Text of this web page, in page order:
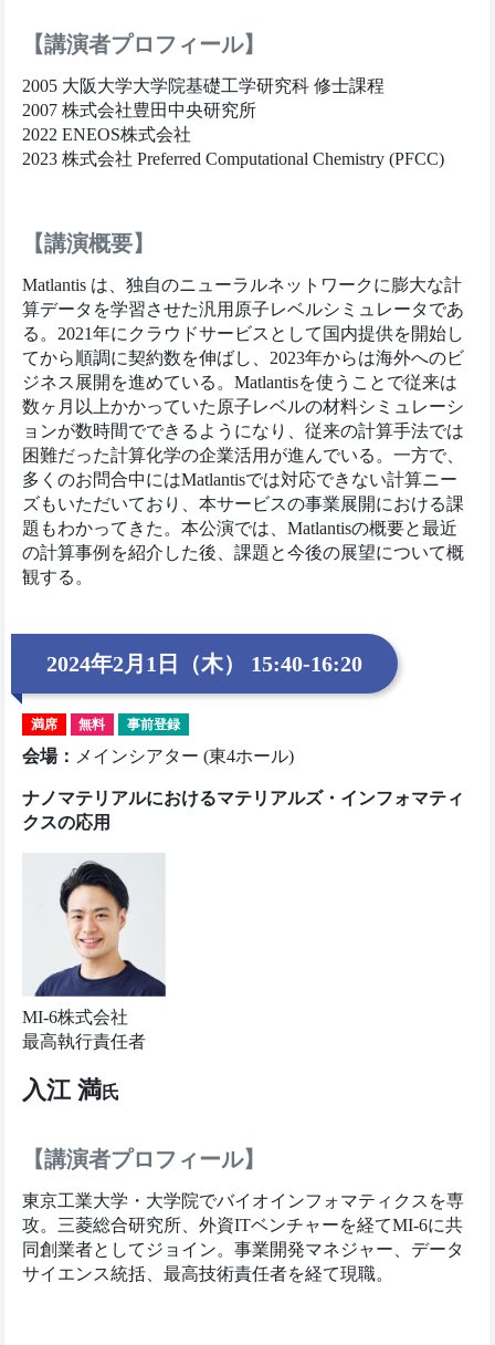
【講演者プロフィール】
2005 大阪大学大学院基礎工学研究科 修士課程
2007 株式会社豊田中央研究所
2022 ENEOS株式会社
2023 株式会社 Preferred Computational Chemistry (PFCC)
【講演概要】
Matlantis は、独自のニューラルネットワークに膨大な計
算データを学習させた汎用原子レベルシミュレータであ
る。2021年にクラウドサービスとして国内提供を開始し
てから順調に契約数を伸ばし、2023年からは海外へのビ
ジネス展開を進めている。Matlantisを使うことで従来は
数ヶ月以上かかっていた原子レベルの材料シミュレーシ
ョンが数時間でできるようになり、従来の計算手法では
困難だった計算化学の企業活用が進んでいる。一方で、
多くのお問合中にはMatlantisでは対応できない計算ニー
ズもいただいており、本サービスの事業展開における課
題もわかってきた。本公演では、Matlantisの概要と最近
の計算事例を紹介した後、課題と今後の展望について概
観する。
2024年2月1日（木） 15:40-16:20
満席 無料 事前登録
会場： メインシアター (東4ホール)
ナノマテリアルにおけるマテリアルズ・インフォマティ
クスの応用
MI-6株式会社
最高執行責任者
入江 満氏
【講演者プロフィール】
東京工業大学・大学院でバイオインフォマティクスを専
攻。三菱総合研究所、外資ITベンチャーを経てMI-6に共
同創業者としてジョイン。事業開発マネジャー、データ
サイエンス統括、最高技術責任者を経て現職。